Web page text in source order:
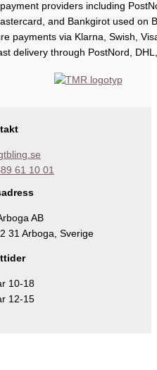
payments via Klarna, Swish,
delivery through PostNord,
61 10 01
AB
31 Arboga, Sverige
10-18
12-15